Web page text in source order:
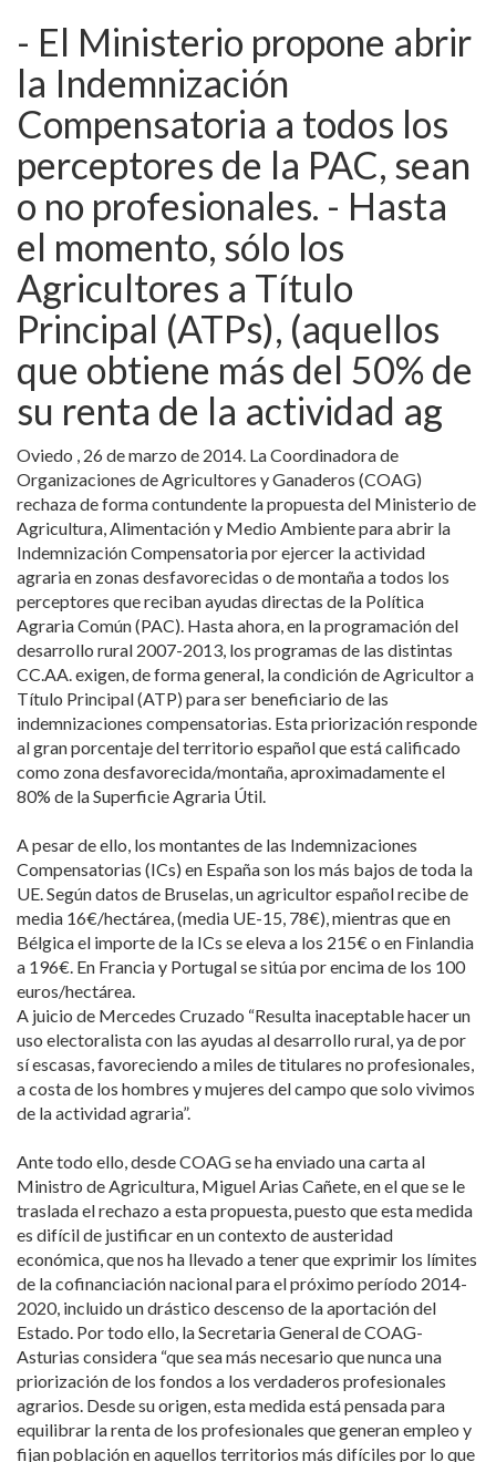
- El Ministerio propone abrir
la Indemnización
Compensatoria a todos los
perceptores de la PAC, sean
o no profesionales. - Hasta
el momento, sólo los
Agricultores a Título
Principal (ATPs), (aquellos
que obtiene más del 50% de
su renta de la actividad ag
Oviedo , 26 de marzo de 2014. La Coordinadora de
Organizaciones de Agricultores y Ganaderos (COAG)
rechaza de forma contundente la propuesta del Ministerio de
Agricultura, Alimentación y Medio Ambiente para abrir la
Indemnización Compensatoria por ejercer la actividad
agraria en zonas desfavorecidas o de montaña a todos los
perceptores que reciban ayudas directas de la Política
Agraria Común (PAC). Hasta ahora, en la programación del
desarrollo rural 2007-2013, los programas de las distintas
CC.AA. exigen, de forma general, la condición de Agricultor a
Título Principal (ATP) para ser beneficiario de las
indemnizaciones compensatorias. Esta priorización responde
al gran porcentaje del territorio español que está calificado
como zona desfavorecida/montaña, aproximadamente el
80% de la Superficie Agraria Útil.
A pesar de ello, los montantes de las Indemnizaciones
Compensatorias (ICs) en España son los más bajos de toda la
UE. Según datos de Bruselas, un agricultor español recibe de
media 16€/hectárea, (media UE-15, 78€), mientras que en
Bélgica el importe de la ICs se eleva a los 215€ o en Finlandia
a 196€. En Francia y Portugal se sitúa por encima de los 100
euros/hectárea.
A juicio de Mercedes Cruzado “Resulta inaceptable hacer un
uso electoralista con las ayudas al desarrollo rural, ya de por
sí escasas, favoreciendo a miles de titulares no profesionales,
a costa de los hombres y mujeres del campo que solo vivimos
de la actividad agraria”.
Ante todo ello, desde COAG se ha enviado una carta al
Ministro de Agricultura, Miguel Arias Cañete, en el que se le
traslada el rechazo a esta propuesta, puesto que esta medida
es difícil de justificar en un contexto de austeridad
económica, que nos ha llevado a tener que exprimir los límites
de la cofinanciación nacional para el próximo período 2014-
2020, incluido un drástico descenso de la aportación del
Estado. Por todo ello, la Secretaria General de COAG-
Asturias considera “que sea más necesario que nunca una
priorización de los fondos a los verdaderos profesionales
agrarios. Desde su origen, esta medida está pensada para
equilibrar la renta de los profesionales que generan empleo y
fijan población en aquellos territorios más difíciles por lo que